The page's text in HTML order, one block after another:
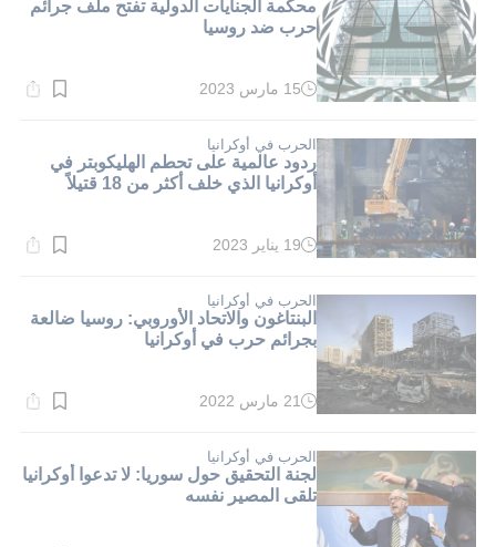
محكمة الجنايات الدولية تفتح ملف جرائم
حرب ضد روسيا
وقت
دقيقة.
15 مارس 2023
الحرب في أوكرانيا
ردود عالمية على تحطم الهليكوبتر في
أوكرانيا الذي خلف أكثر من 18 قتيلاً
وقت
دقيقة.
19 يناير 2023
الحرب في أوكرانيا
البنتاغون والاتحاد الأوروبي: روسيا ضالعة
بجرائم حرب في أوكرانيا
وقت
دقيقة.
21 مارس 2022
الحرب في أوكرانيا
لجنة التحقيق حول سوريا: لا تدعوا أوكرانيا
تلقى المصير نفسه